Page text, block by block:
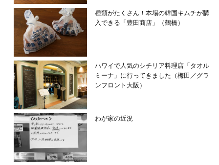
種類がたくさん！本場の韓国キムチが購
入できる「豊田商店」（鶴橋）
ハワイで人気のシチリア料理店「タオル
ミーナ」に行ってきました（梅田／グラ
ンフロント大阪）
わが家の近況